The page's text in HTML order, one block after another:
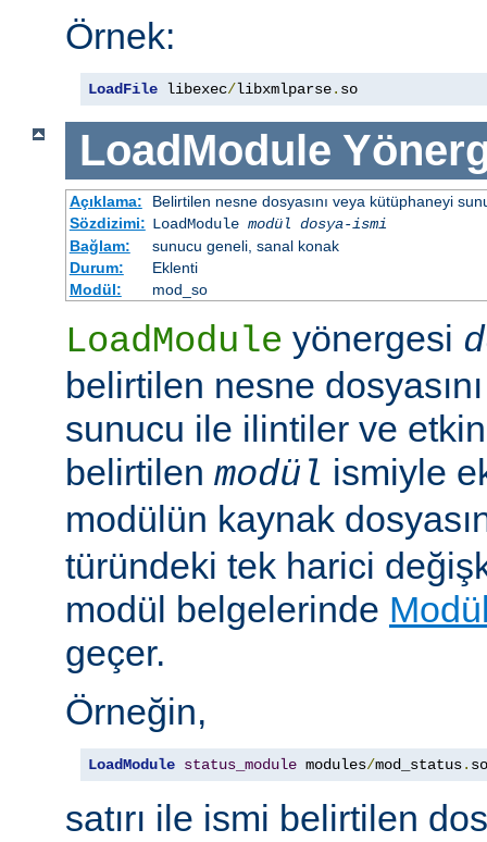
Örnek:
LoadFile libexec/libxmlparse. so
LoadModule
Açıklama:
Belirtilen nesne dosyasını veya kütüphaneyi
Sözdizimi: LoadModule modül dosya-ismi
Bağlam:
sunucu geneli, sanal konak
Durum:
Eklenti
Modül:
mod_so
LoadModule yönergesi
belirtilen nesne
sunucu ile ilintiler ve
belirtilen modül ismiyle
modülün kaynak
türündeki tek harici
modül belgelerinde
geçer.
Örneğin,
LoadModule status_module modules/mod_status. so
satırı ile ismi belirtilen